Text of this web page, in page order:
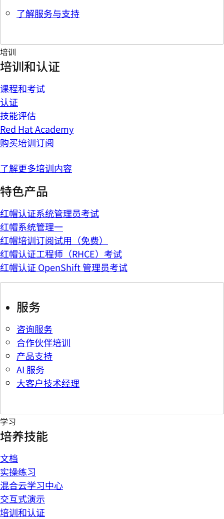
了解服务与支持
培训
培训和认证
课程和考试
认证
技能评估
Red Hat Academy
购买培训订阅
了解更多培训内容
特色产品
红帽认证系统管理员考试
红帽系统管理一
红帽培训订阅试用（免费）
红帽认证工程师（RHCE）考试
红帽认证 OpenShift 管理员考试
服务
咨询服务
合作伙伴培训
产品支持
AI 服务
大客户技术经理
学习
培养技能
文档
实操练习
混合云学习中心
交互式演示
培训和认证